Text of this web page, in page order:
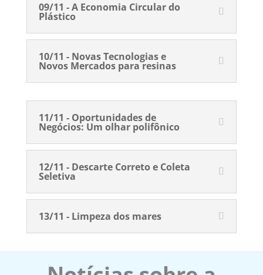
09/11 - A Economia Circular do
Plástico
10/11 - Novas Tecnologias e
Novos Mercados para resinas
11/11 - Oportunidades de
Negócios: Um olhar polifônico
12/11 - Descarte Correto e Coleta
Seletiva
13/11 - Limpeza dos mares